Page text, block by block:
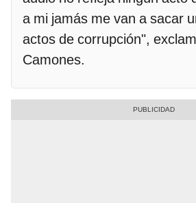
a mi jamás me van a sacar
actos de corrupción",
Camones.